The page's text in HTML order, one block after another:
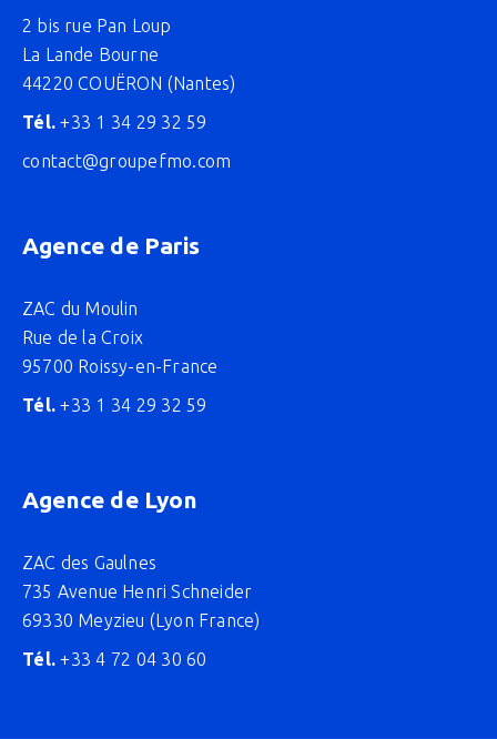
2 bis rue Pan Loup
La Lande Bourne
44220 COUËRON (Nantes)
Tél. +33 1 34 29 32 59
contact@groupefmo.com
Agence de Paris
ZAC du Moulin
Rue de la Croix
95700 Roissy-en-France
Tél. +33 1 34 29 32 59
Agence de Lyon
ZAC des Gaulnes
735 Avenue Henri Schneider
69330 Meyzieu (Lyon France)
Tél. +33 4 72 04 30 60